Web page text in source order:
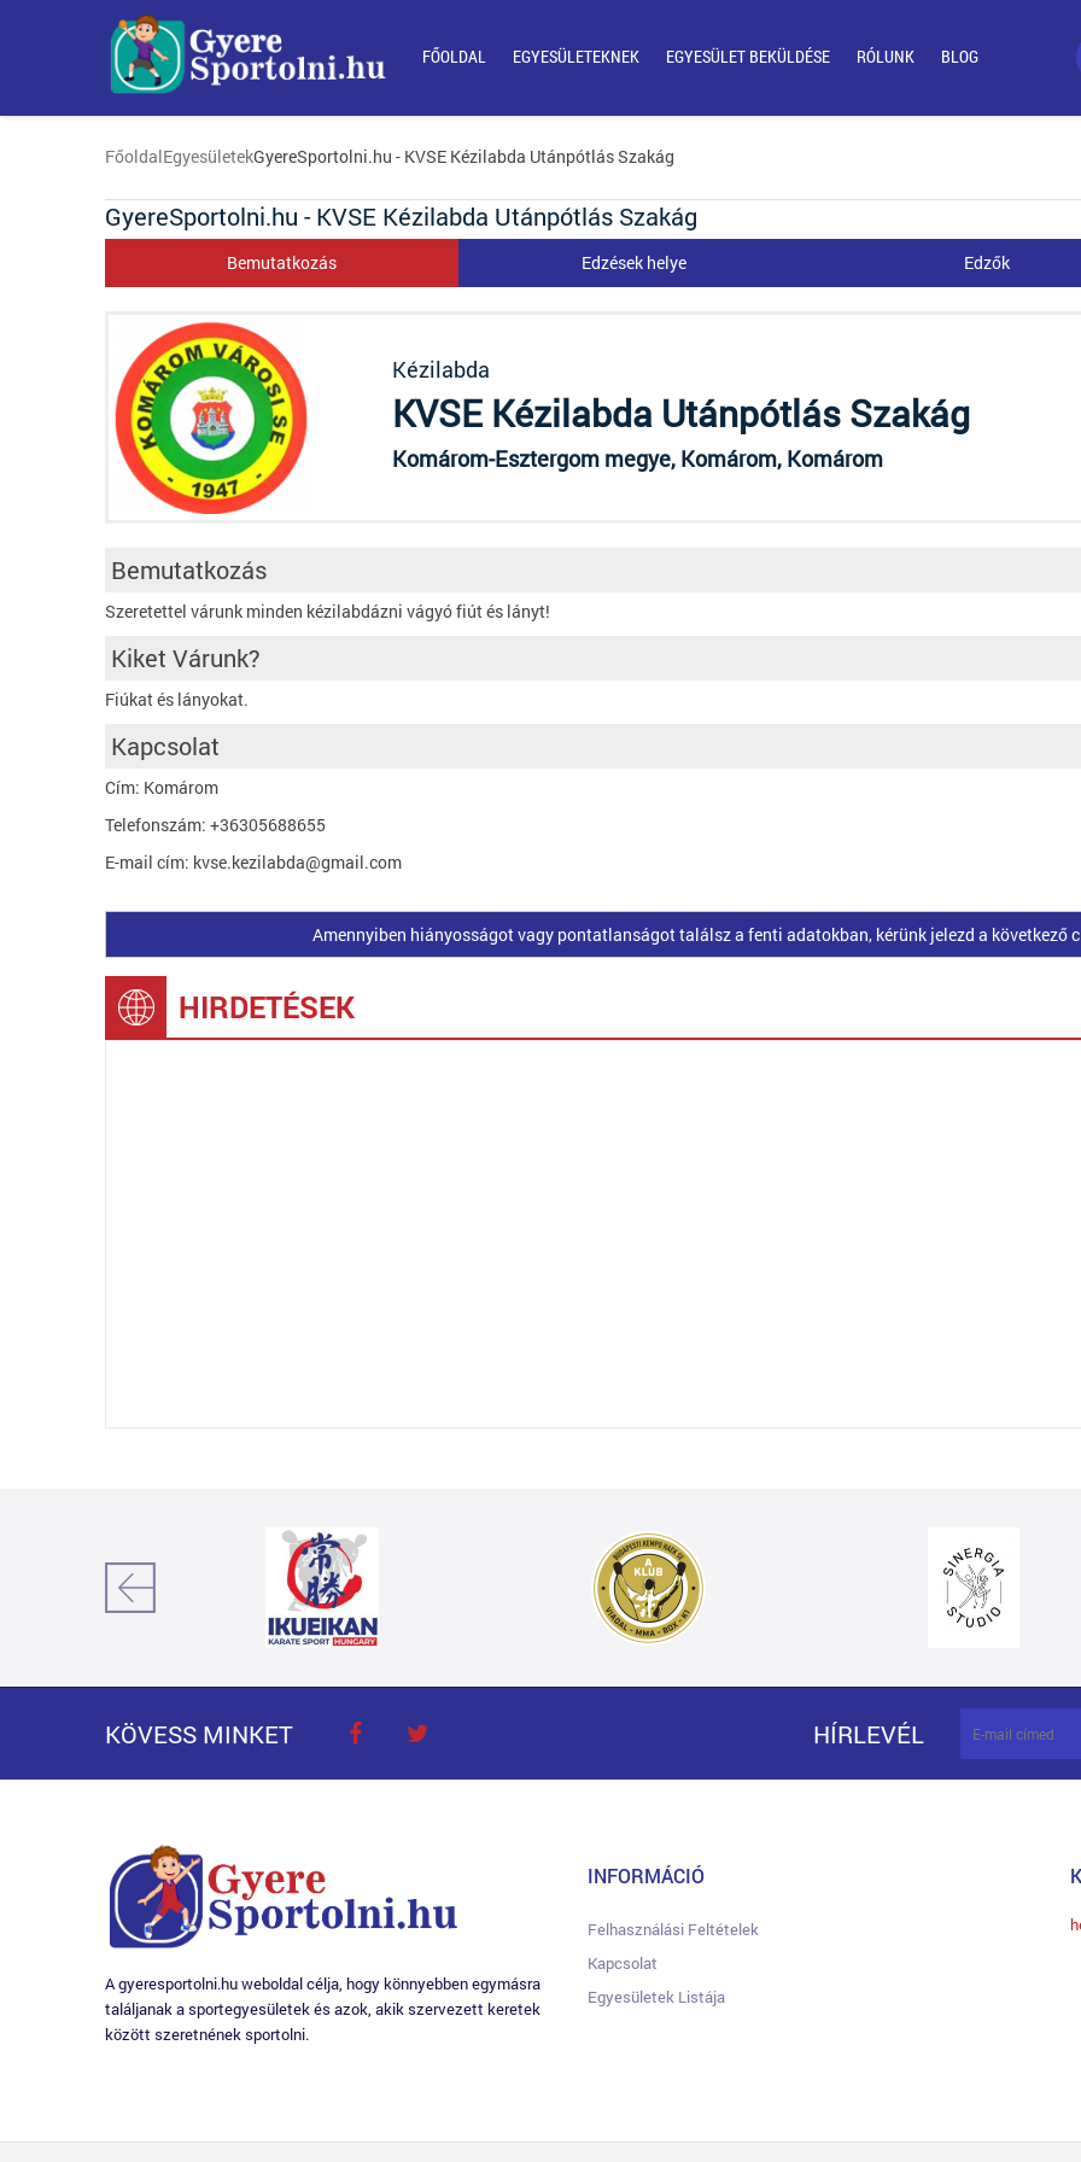
FŐOLDAL EGYESÜLETEKNEK EGYESÜLET BEKÜLDÉSE RÓLUNK BLOG
FőoldalEgyesületekGyereSportolni.hu - KVSE Kézilabda Utánpótlás Szakág
GyereSportolni.hu - KVSE Kézilabda Utánpótlás Szakág
Bemutatkozás Edzések helye Edzők
Kézilabda
KVSE Kézilabda Utánpótlás Szakág
Komárom-Esztergom megye, Komárom, Komárom
Bemutatkozás
Szeretettel várunk minden kézilabdázni vágyó fiút és lányt!
Kiket Várunk?
Fiúkat és lányokat.
Kapcsolat
Cím: Komárom
Telefonszám: +36305688655
E-mail cím: kvse.kezilabda@gmail.com
Amennyiben hiányosságot vagy pontatlanságot találsz a fenti adatokban, kérünk jelezd a következő
HIRDETÉSEK
KÖVESS MINKET HÍRLEVÉL
A gyeresportolni.hu weboldal célja, hogy könnyebben egymásra
találjanak a sportegyesületek és azok, akik szervezett keretek
között szeretnének sportolni.
INFORMÁCIÓ
Felhasználási Feltételek
Kapcsolat
Egyesületek Listája